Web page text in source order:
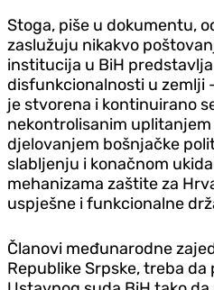
Stoga, piše u dokumentu,
zaslužuju nikakvo
institucija u BiH
disfunkcionalnosti u zemlji
je stvorena i kontinuirano
nekontrolisanim uplitanjem
d‌jelovanjem bošnjačke
slabljenju i konačnom
mehanizama zaštite za
uspješne i funkcionalne
Članovi međunarodne
Republike Srpske, treba